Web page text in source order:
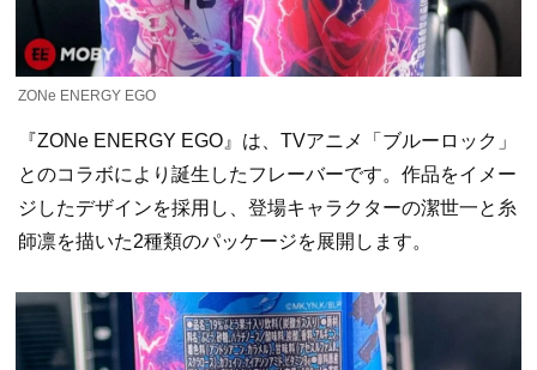
ZONe ENERGY EGO
『ZONe ENERGY EGO』は、TVアニメ「ブルーロック」
とのコラボにより誕生したフレーバーです。作品をイメー
ジしたデザインを採用し、登場キャラクターの潔世一と糸
師凛を描いた2種類のパッケージを展開します。